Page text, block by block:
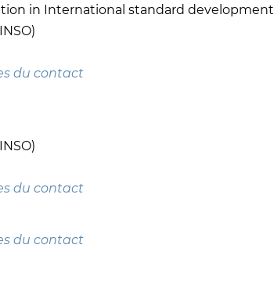
in International standard development
du contact
du contact
du contact